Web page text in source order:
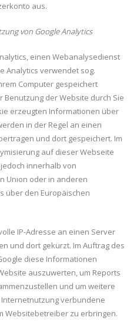
aus.
von Google Analytics
einen Webanalysedienst
Analytics verwendet sog.
Computer gespeichert
der Website durch Sie
erzeugten Informationen über
in der Regel an einen
und dort gespeichert. Im
auf dieser Webseite
innerhalb von
Union oder in anderen
über den Europäischen
IP-Adresse an einen Server
und dort gekürzt. Im Auftrag des
diese Informationen
auszuwerten, um Reports
und um weitere
verbundene
Websitebetreiber zu erbringen.